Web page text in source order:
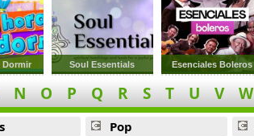
1987
-Billboard 1987
Dormir Soul Essentials Esenciales Boleros
N O P Q R S T U V W
Pop